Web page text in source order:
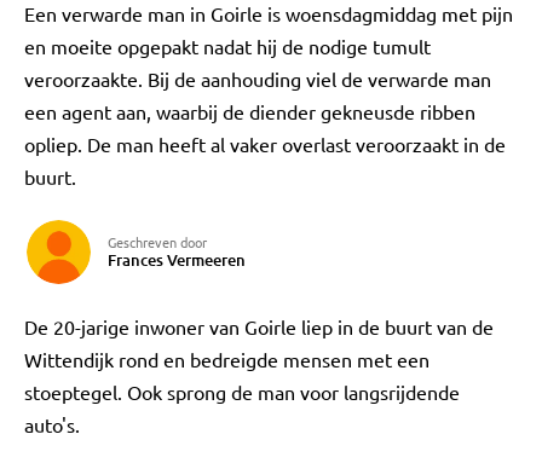
Een verwarde man in Goirle is woensdagmiddag met pijn
en moeite opgepakt nadat hij de nodige tumult
veroorzaakte. Bij de aanhouding viel de verwarde man
een agent aan, waarbij de diender gekneusde ribben
opliep. De man heeft al vaker overlast veroorzaakt in de
buurt.
Geschreven door
Frances Vermeeren
De 20-jarige inwoner van Goirle liep in de buurt van de
Wittendijk rond en bedreigde mensen met een
stoeptegel. Ook sprong de man voor langsrijdende
auto's.